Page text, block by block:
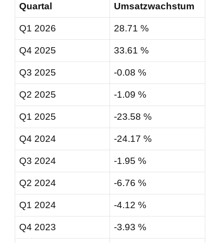
Quartal Umsatzwachstum
Q1 2026 28.71 %
Q4 2025 33.61 %
Q3 2025 -0.08 %
Q2 2025 -1.09 %
Q1 2025 -23.58 %
Q4 2024 -24.17 %
Q3 2024 -1.95 %
Q2 2024 -6.76 %
Q1 2024 -4.12 %
Q4 2023 -3.93 %